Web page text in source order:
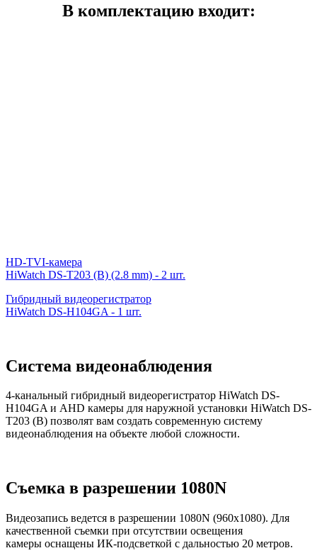
В комплектацию входит:
HD-TVI-камера
HiWatch DS-T203 (B) (2.8 mm) - 2 шт.
Гибридный видеорегистратор
HiWatch DS-H104GA - 1 шт.
Cистема видеонаблюдения
4-канальный гибридный видеорегистратор HiWatch DS-
H104GA и АHD камеры для наружной установки HiWatch DS-
T203 (B) позволят вам создать современную систему
видеонаблюдения на объекте любой сложности.
Съемка в разрешении 1080N
Видеозапись ведется в разрешении 1080N (960x1080). Для
качественной съемки при отсутствии освещения
камеры оснащены ИК-подсветкой с дальностью 20 метров.